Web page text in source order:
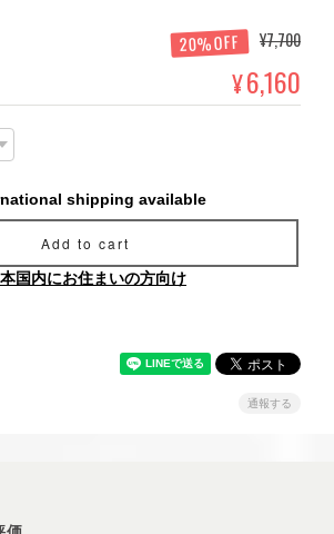
20%OFF ¥7,700
¥6,160
shipping available
Add to cart
本国内にお住まいの方向け
通報する